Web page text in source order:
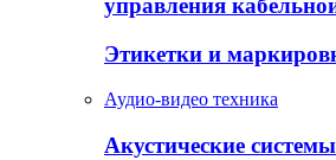
управления
Этикетки и
Аудио-видео техника
Акустические системы